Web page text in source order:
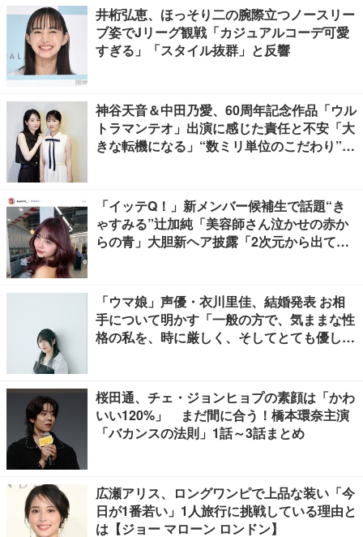
井桁弘恵、ほっそり二の腕際立つノースリー
ブ姿でJリーグ観戦「カジュアルコーデ可愛
すぎる」「スタイル抜群」と反響
神谷天音＆中田乃愛、60周年記念作品「ウル
トラマンテオ」出演に感じた責任と不安「大
きな転機になる」“数ミリ単位のこだわり”特
「イッテQ！」新メンバー候補生で話題“き
ゃすみる”辻加純「美容師さん泣かせの赤か
らの青」大胆新ヘア披露「2次元から出てき
「ウマ娘」声優・衣川里佳、結婚発表 お相
手について明かす「一般の方で、気ままな性
格の私を、時に厳しく、そしてとても優し
桜田通、チェ・ジョンヒョプの素顔は「かわ
いい120%」 まだ間に合う！橋本環奈主演
「バカンスの法則」1話～3話まとめ
広瀬アリス、ロングワンピで上品な装い「今
日が1番若い」1人旅行に挑戦している理由と
は【ジョー マローン ロンドン】